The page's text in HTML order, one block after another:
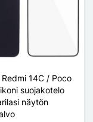
Redmi 14C / Poco
suojakotelo
näytön